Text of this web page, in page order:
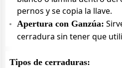
pernos y se copia la llave.
Apertura con Ganzúa:
cerradura sin tener que
Tipos de cerraduras: